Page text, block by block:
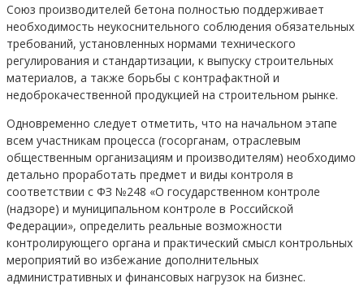
Союз производителей бетона полностью поддерживает
необходимость неукоснительного соблюдения обязательных
требований, установленных нормами технического
регулирования и стандартизации, к выпуску строительных
материалов, а также борьбы с контрафактной и
недоброкачественной продукцией на строительном рынке.
Одновременно следует отметить, что на начальном этапе
всем участникам процесса (госорганам, отраслевым
общественным организациям и производителям) необходимо
детально проработать предмет и виды контроля в
соответствии с ФЗ №248 «О государственном контроле
(надзоре) и муниципальном контроле в Российской
Федерации», определить реальные возможности
контролирующего органа и практический смысл контрольных
мероприятий во избежание дополнительных
административных и финансовых нагрузок на бизнес.